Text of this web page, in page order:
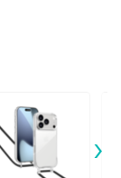
›